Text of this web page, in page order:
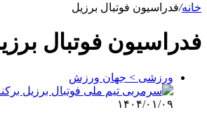
خانه/فدراسیون فوتبال برزیل
فدراسیون فوتبال
ورزشی > جهان ورزش
۱۴۰۴/۰۱/۰۹